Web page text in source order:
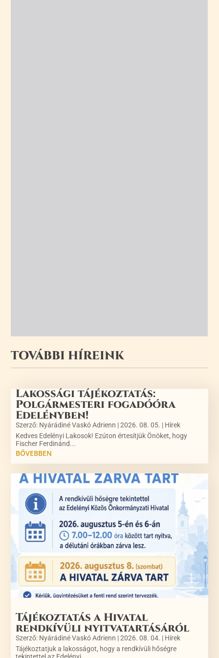
TOVÁBBI HÍREINK
Lakossági tájékoztatás:
Polgármesteri fogadóóra
Edelényben!
Szerző: Nyárádiné Vaskó Adrienn |2026. 08. 05. | Hírek
Kedves Edelényi Lakosok! Ezúton értesítjük Önöket, hogy
Fischer Ferdinánd...
BŐVEBBEN
Tájékoztatás a Hivatal
rendkívüli nyitvatartásáról
Szerző: Nyárádiné Vaskó Adrienn |2026. 08. 04. | Hírek
Tájékoztatjuk a lakosságot, hogy a rendkívüli hőségre